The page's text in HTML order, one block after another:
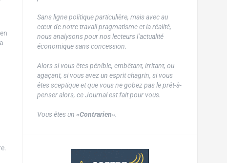
Sans ligne politique particulière, mais avec au
cœur de notre travail pragmatisme et la réalité,
nous analysons pour nos lecteurs l’actualité
économique sans concession.
Alors si vous êtes pénible, embêtant, irritant, ou
agaçant, si vous avez un esprit chagrin, si vous
êtes sceptique et que vous ne gobez pas le prêt-à-
penser alors, ce Journal est fait pour vous.
Vous êtes un «Contrarien».